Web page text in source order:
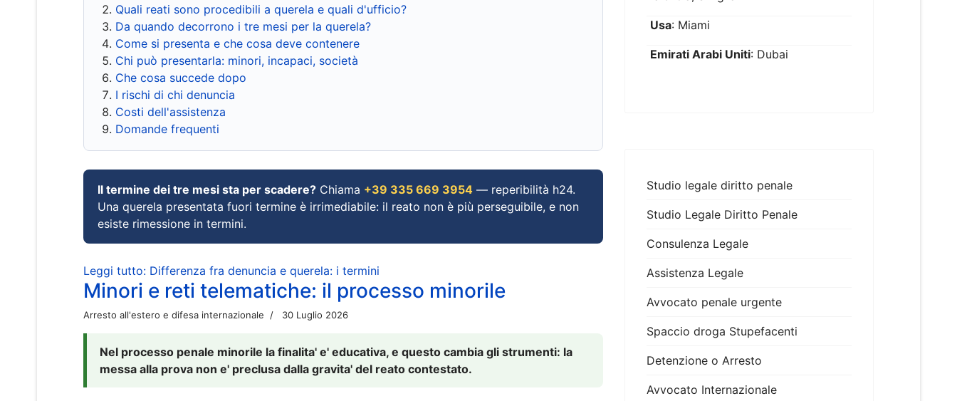
Quali reati sono procedibili a querela e quali d'ufficio?
Da quando decorrono i tre mesi per la querela?
Come si presenta e che cosa deve contenere
Chi può presentarla: minori, incapaci, società
Che cosa succede dopo
I rischi di chi denuncia
Costi dell'assistenza
Domande frequenti
Il termine dei tre mesi sta per scadere? Chiama +39 335 669 3954 — reperibilità h24.
Una querela presentata fuori termine è irrimediabile: il reato non è più perseguibile, e non
esiste rimessione in termini.
Leggi tutto: Differenza fra denuncia e querela: i termini
Minori e reti telematiche: il processo minorile
Arresto all'estero e difesa internazionale 30 Luglio 2026
Nel processo penale minorile la finalita' e' educativa, e questo cambia gli strumenti: la
messa alla prova non e' preclusa dalla gravita' del reato contestato.
Usa: Miami
Emirati Arabi Uniti: Dubai
Studio legale diritto penale
Studio Legale Diritto Penale
Consulenza Legale
Assistenza Legale
Avvocato penale urgente
Spaccio droga Stupefacenti
Detenzione o Arresto
Avvocato Internazionale